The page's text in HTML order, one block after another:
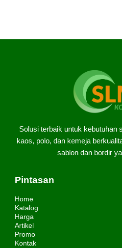
Solusi terbaik untuk kebutuhan
kaos, polo, dan kemeja
sablon dan bordir
Pintasan
Home
Katalog
Harga
Artikel
Promo
Kontak